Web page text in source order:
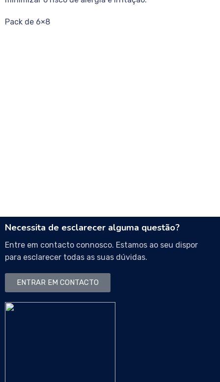
Pack de 6×8
Necessita de esclarecer alguma questão?
Entre em contacto connosco. Estamos ao seu dispor
para esclarecer todas as suas dúvidas.
ENTRAR EM CONTACTO